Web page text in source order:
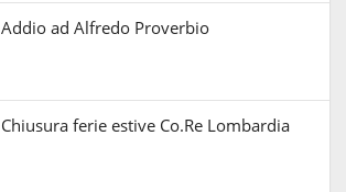
Addio ad Alfredo Proverbio
Chiusura ferie estive Co.Re Lombardia